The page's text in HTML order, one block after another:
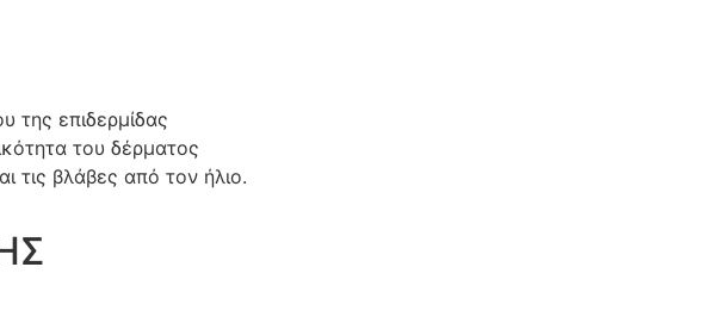
της επιδερμίδας
του δέρματος
τις βλάβες από τον ήλιο.